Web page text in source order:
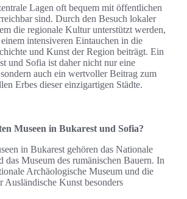
Lagen oft bequem mit öffentlichen
sind. Durch den Besuch lokaler
die regionale Kultur unterstützt werden,
intensiveren Eintauchen in die
und Kunst der Region beiträgt. Ein
und Sofia ist daher nicht nur eine
auch ein wertvoller Beitrag zum
Erbes dieser einzigartigen Städte.
Museen in Bukarest und Sofia?
in Bukarest gehören das Nationale
das Museum des rumänischen Bauern. In
Archäologische Museum und die
Ausländische Kunst besonders